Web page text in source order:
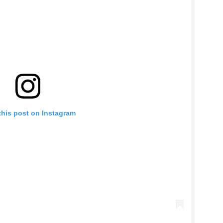
post on Instagram